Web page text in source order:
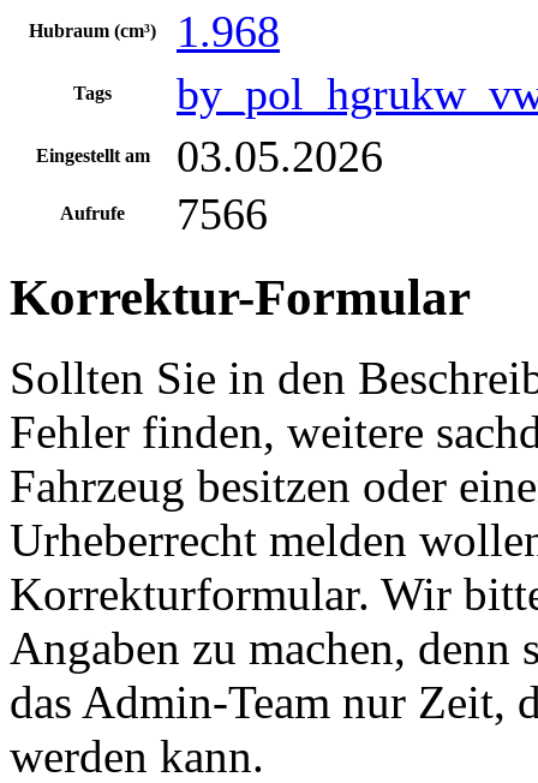
Hubraum (cm³) 1.968
Tags
Eingestellt am 03.05.2026
Aufrufe 7566
Korrektur-Formular
Sollten Sie in den
Fehler finden, weitere
Fahrzeug besitzen oder
Urheberrecht melden
Korrekturformular. Wir
Angaben zu machen,
das Admin-Team nur Zeit,
werden kann.